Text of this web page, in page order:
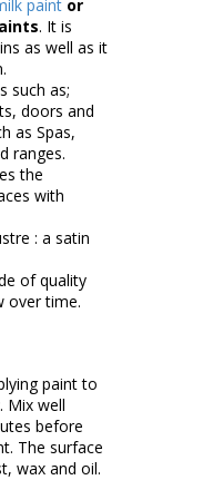
paint or
. It is
as well as it
such as;
doors and
as Spas,
ranges.
the
with
: a satin
of quality
over time.
paint to
. Mix well
before
The surface
wax and oil.